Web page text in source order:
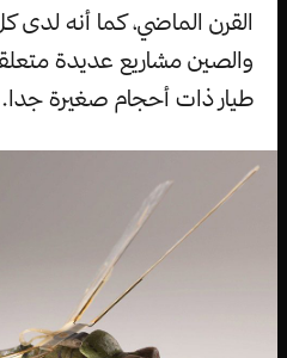
القرن الماضي، كما أنه لدى
والصين مشاريع عديدة
طيار ذات أحجام صغيرة جدا.